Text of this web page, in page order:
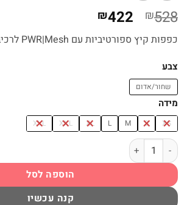
₪528 המחיר
המקורי
היה:
₪422
הנוכחי
הוא:
כפפות קיץ ספורטיביות עם PWR|Mesh לרכיבות ברחוב
צבע
שחור/אדום
מידה
XS
S
M
L
XL
XXL
XYL
כמות של כפפות רכיבה שחור אדום REV'IT! Speedart Air
הוספה לסל
קנה עכשיו